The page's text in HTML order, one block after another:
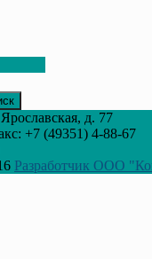
д. 77
+7 (49351) 4-88-67
Разработчик ООО